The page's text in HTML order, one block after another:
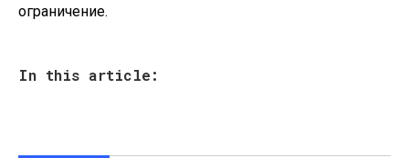
ограничение.
In this article: